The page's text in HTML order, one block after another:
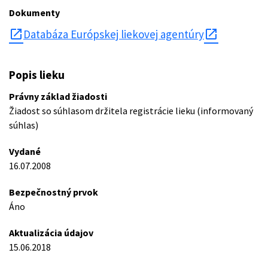
Dokumenty
open_in_new Databáza Európskej liekovej agentúry
Popis lieku
Právny základ žiadosti
Žiadost so súhlasom držitela registrácie lieku (informovaný
súhlas)
Vydané
16.07.2008
Bezpečnostný prvok
Áno
Aktualizácia údajov
15.06.2018